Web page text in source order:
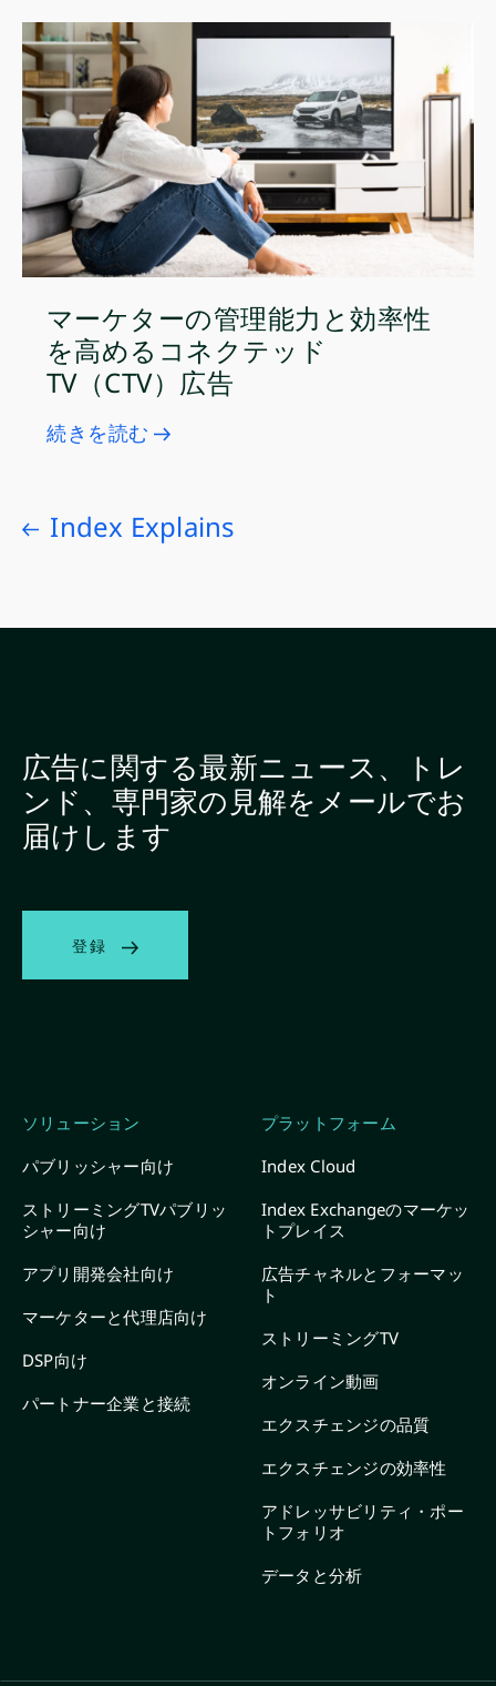
マーケターの管理能力と効率性
を高めるコネクテッド
TV（CTV）広告
続きを読む
Index Explains
ソリューション
パブリッシャー向け
ストリーミングTVパブリッ
シャー向け
アプリ開発会社向け
マーケターと代理店向け
DSP向け
パートナー企業と接続
プラットフォーム
Index Cloud
Index Exchangeのマーケッ
トプレイス
広告チャネルとフォーマッ
ト
ストリーミングTV
オンライン動画
エクスチェンジの品質
エクスチェンジの効率性
アドレッサビリティ・ポー
トフォリオ
データと分析
広告に関する最新ニュース、トレ
ンド、専門家の見解をメールでお
届けします
登録